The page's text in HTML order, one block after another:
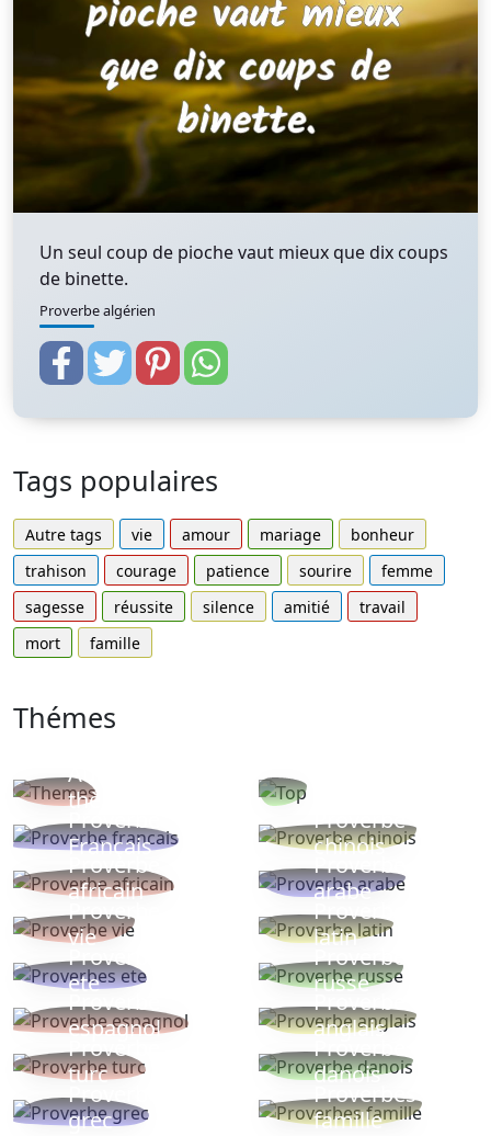
Un seul coup de pioche vaut mieux que dix coups
de binette.
Proverbe algérien
Tags populaires
Autre tags vie amour mariage
bonheur
trahison
courage patience sourire
femme
sagesse
réussite silence amitié
travail
mort
famille
Thémes
Autres
thèmes
Proverbe
Français
Proverbe
chinois
Proverbe
africain
Proverbe
arabe
Proverbe
vie
Proverbe
latin
Proverbes
ete
Proverbe
russe
Proverbe
espagnol
Proverbe
anglais
Proverbe
turc
Proverbe
danois
Proverbe
grec
Proverbes
famille